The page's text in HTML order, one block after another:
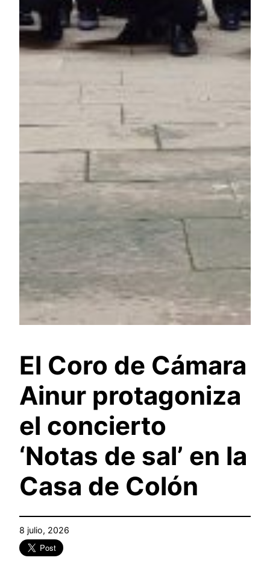
El Coro de Cámara
Ainur protagoniza
el concierto
‘Notas de sal’ en la
Casa de Colón
8 julio, 2026